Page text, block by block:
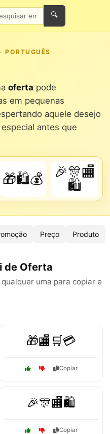
🔍
PORTUGUÊS
oferta pode
em pequenas
aquele desejo
antes que
🎁🛍️💰
🎉🎊🏬
🛍️
Preço Produto
de Oferta
uma para copiar e
🎁🏬🛒💳
Copiar
🎉🎊🏬🛍️
Copiar